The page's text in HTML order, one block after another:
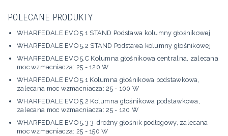
POLECANE PRODUKTY
WHARFEDALE EVO 5.1 STAND Podstawa kolumny głośnikowej
WHARFEDALE EVO 5.2 STAND Podstawa kolumny głośnikowej
WHARFEDALE EVO 5.C Kolumna głośnikowa centralna, zalecana
moc wzmacniacza: 25 - 120 W
WHARFEDALE EVO 5.1 Kolumna głośnikowa podstawkowa,
zalecana moc wzmacniacza: 25 - 100 W
WHARFEDALE EVO 5.2 Kolumna głośnikowa podstawkowa,
zalecana moc wzmacniacza: 25 - 120 W
WHARFEDALE EVO 5.3 3-drożny głośnik podłogowy, zalecana
moc wzmacniacza: 25 - 150 W